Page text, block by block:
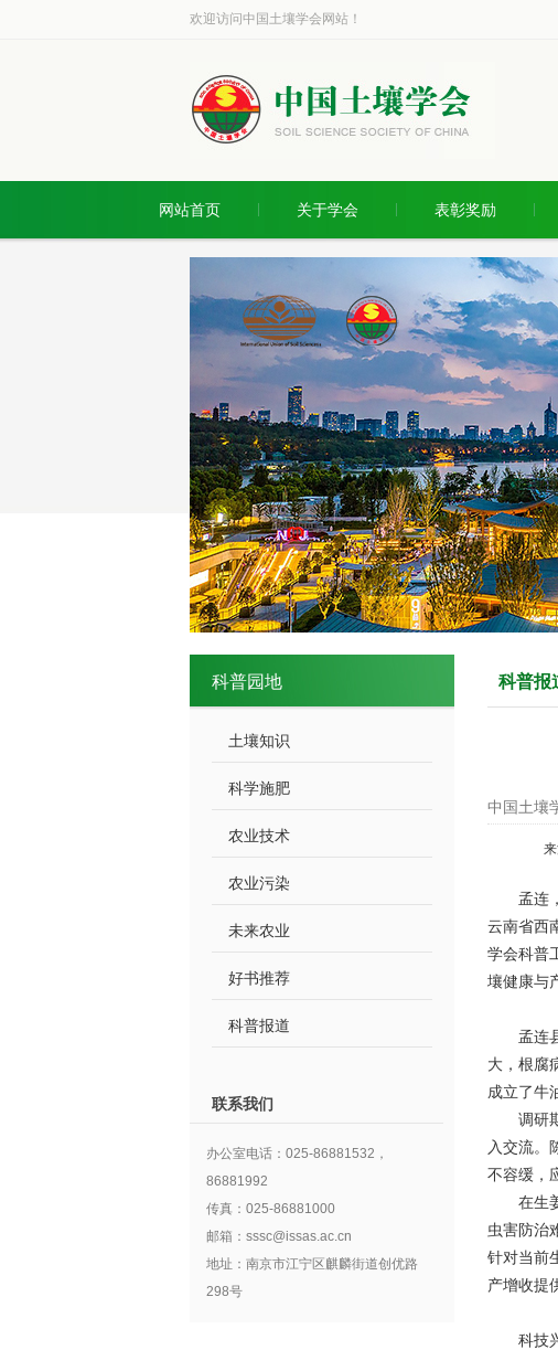
欢迎访问中国土壤学会网站！
网站首页 关于学会 表彰奖励
科普园地
土壤知识
科学施肥
农业技术
农业污染
未来农业
好书推荐
科普报道
联系我们
办公室电话：025-86881532，
86881992
传真：025-86881000
邮箱：sssc@issas.ac.cn
地址：南京市江宁区麒麟街道创优路
298号
科普报
中国土壤
孟连
云南省西
学会科普
壤健康与
孟连
大，根腐
成立了牛
调研
入交流。
不容缓，
在生
虫害防治
针对当前
产增收提
科技